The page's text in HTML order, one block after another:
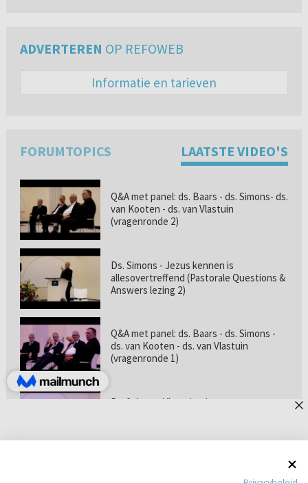
ADVERTEREN OP REFOWEB
Informatie en tarieven
FORUMTOPICS LAATSTE VIDEO'S
Q&A met panel: ds. Baars - ds. Simons- ds.
van Kooten - ds. van Vlastuin
(vragenronde 2)
Ds. Simons - Jezus kennen is
allesovertreffend (Pastorale Questions &
Answers lezing 2)
Q&A met panel: ds. Baars - ds. Simons -
ds. van Kooten - ds. van Vlastuin
(vragenronde 1)
Prof. dr. van Vlastuin - Is